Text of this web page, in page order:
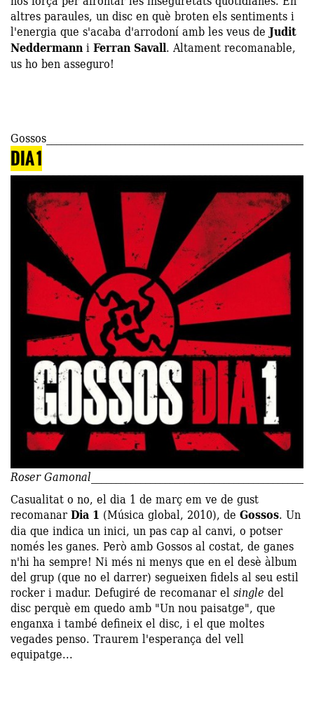
altres paraules, un disc en què broten els sentiments i
l'energia que s'acaba d'arrodoní amb les veus de Judit
NeddermanniFerran Savall. Altament recomanable,
us ho ben asseguro!
Gossos
DIA 1
Roser Gamonal
Casualitat o no, el dia 1 de març em ve de gust
recomanarDia 1 (Música global, 2010), de Gossos. Un
dia que indica un inici, un pas cap al canvi, o potser
només les ganes. Però amb Gossos al costat, de ganes
n'hi ha sempre! Ni més ni menys que en el desè àlbum
del grup (que no el darrer) segueixen fidels al seu estil
rocker i madur. Defugiré de recomanar elsingle del
disc perquè em quedo amb "Un nou paisatge", que
enganxa i també defineix el disc, i el que moltes
vegades penso. Traurem l'esperança del vell
equipatge...